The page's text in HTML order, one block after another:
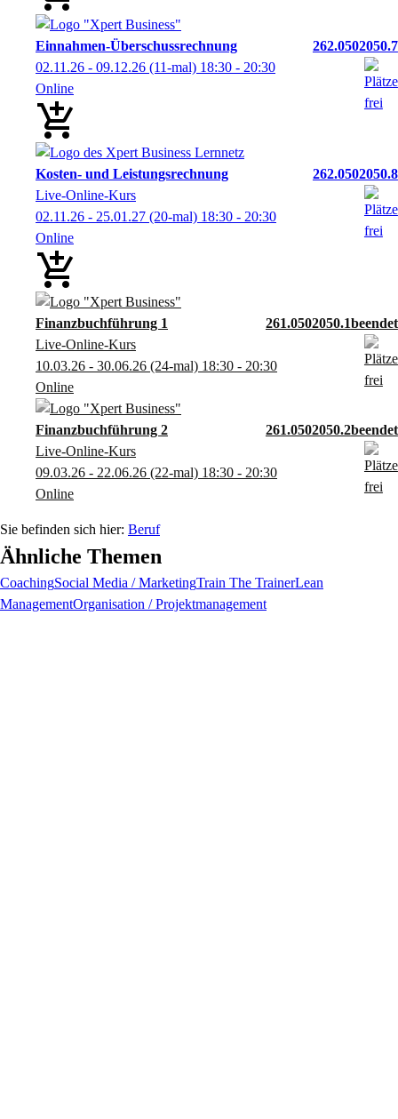
Finanzbuchführung 1
261.0502050.1
Live-Online-Kurs
10.03.26 - 30.06.26 (24-mal) 18:30 - 20:30
Online
Finanzbuchführung 2
261.0502050.2
Live-Online-Kurs
09.03.26 - 22.06.26 (22-mal) 18:30 - 20:30
Online
Einnahmen-Überschussrechnung
262.0502050.7
02.11.26 - 09.12.26 (11-mal) 18:30 - 20:30
Online
Kosten- und Leistungsrechnung
262.0502050.8
Live-Online-Kurs
02.11.26 - 25.01.27 (20-mal) 18:30 - 20:30
Online
Beruf
Ähnliche Themen
CoachingSocial Media / MarketingTrain The TrainerLean
ManagementOrganisation / Projektmanagement